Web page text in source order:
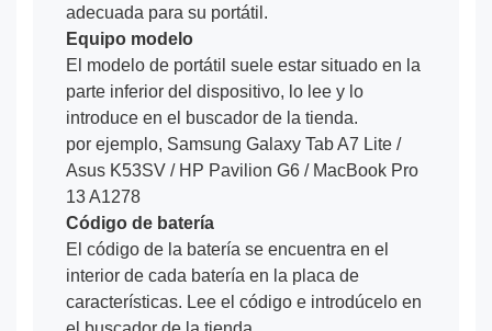
adecuada para su portátil.
Equipo modelo
El modelo de portátil suele estar situado en la
parte inferior del dispositivo, lo lee y lo
introduce en el buscador de la tienda.
por ejemplo, Samsung Galaxy Tab A7 Lite /
Asus K53SV / HP Pavilion G6 / MacBook Pro
13 A1278
Código de batería
El código de la batería se encuentra en el
interior de cada batería en la placa de
características. Lee el código e introdúcelo en